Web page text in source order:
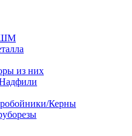
из них
Керны